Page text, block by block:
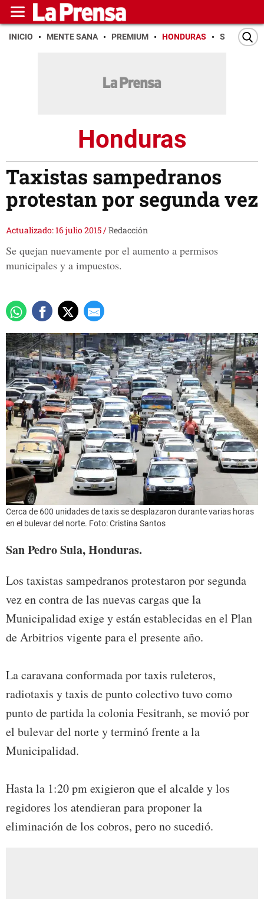
INICIO MENTE SANA PREMIUM HONDURAS SAN PEDRO
Honduras
Taxistas sampedranos
protestan por segunda vez
Actualizado: 16 julio 2015/Redacción
Se quejan nuevamente por el aumento a permisos
municipales y a impuestos.
Cerca de 600 unidades de taxis se desplazaron durante varias horas
en el bulevar del norte. Foto: Cristina Santos
San Pedro Sula, Honduras.
Los taxistas sampedranos protestaron por segunda
vez en contra de las nuevas cargas que la
Municipalidad exige y están establecidas en el Plan
de Arbitrios vigente para el presente año.
La caravana conformada por taxis ruleteros,
radiotaxis y taxis de punto colectivo tuvo como
punto de partida la colonia Fesitranh, se movió por
el bulevar del norte y terminó frente a la
Municipalidad.
Hasta la 1:20 pm exigieron que el alcalde y los
regidores los atendieran para proponer la
eliminación de los cobros, pero no sucedió.